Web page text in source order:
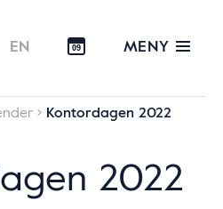
EN 09 MENY
Kontordagen 2022
2022